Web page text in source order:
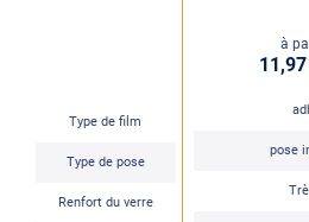
Type de film
Type de pose
Renfort du verre
à
11,97
pose